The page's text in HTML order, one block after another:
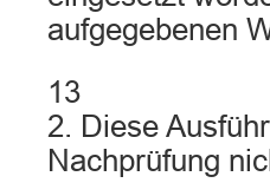
aufgegebenen
13
2. Diese
Nachprüfung